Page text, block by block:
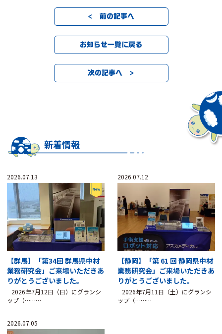
< 前の記事へ
お知らせ一覧に戻る
次の記事へ >
新着情報
2026.07.13
【群馬】「第34回 群馬県中材
業務研究会」ご来場いただきあ
りがとうございました。
2026年7月12日（日）にグランシ
ップ（………
2026.07.12
【静岡】「第 61 回 静岡県中材
業務研究会」ご来場いただきあ
りがとうございました。
2026年7月11日（土）にグランシ
ップ（………
2026.07.05